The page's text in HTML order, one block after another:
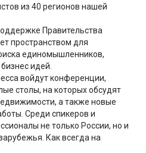
из 40 регионов нашей
Правительства
пространством для
единомышленников,
идей.
войдут конференции,
столы, на которых обсудят
а также новые
Среди спикеров и
не только России, но и
Как всегда на